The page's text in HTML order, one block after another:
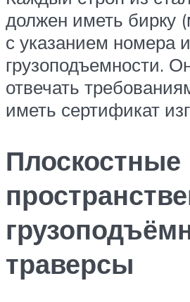
должен иметь бирку
с указанием номера и
грузоподъемности.
отвечать
иметь сертификат
Плоскостные
траверсы